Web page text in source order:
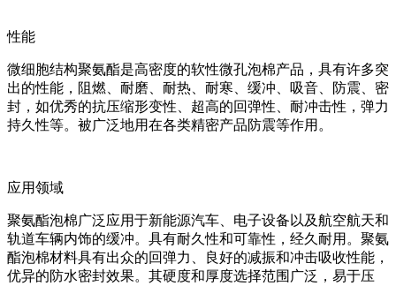
性能
微细胞结构聚氨酯是高密度的软性微孔泡棉产品，具有许多突
出的性能，阻燃、耐磨、耐热、耐寒、缓冲、吸音、防震、密
封，如优秀的抗压缩形变性、超高的回弹性、耐冲击性，弹力
持久性等。被广泛地用在各类精密产品防震等作用。
应用领域
聚氨酯泡棉广泛应用于新能源汽车、电子设备以及航空航天和
轨道车辆内饰的缓冲。具有耐久性和可靠性，经久耐用。聚氨
酯泡棉材料具有出众的回弹力、良好的减振和冲击吸收性能，
优异的防水密封效果。其硬度和厚度选择范围广泛，易于压